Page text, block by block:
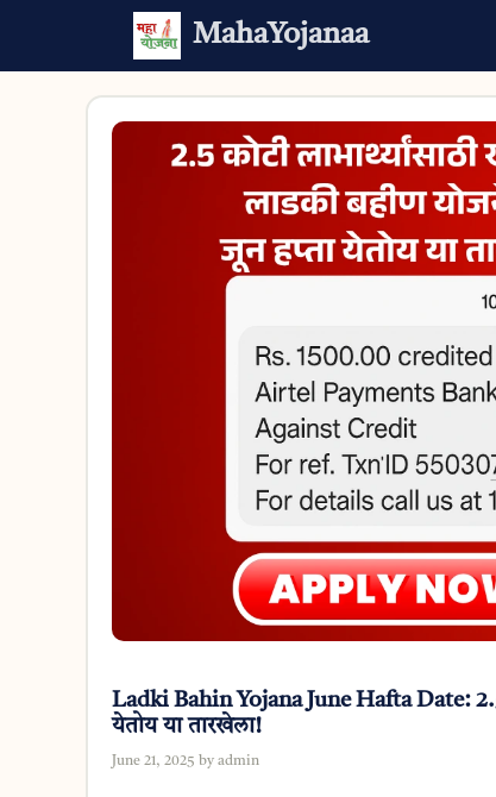
MahaYojanaa
Ladki Bahin Yojana June Hafta Date:
येतोय या तारखेला!
June 21, 2025 by admin